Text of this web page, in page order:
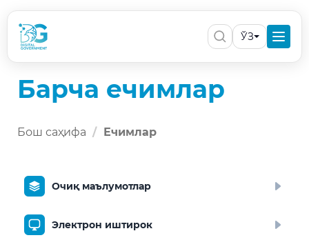
ЎЗ
Барча ечимлар
Бош саҳифа Ечимлар
Очиқ маълумотлар
Электрон иштирок